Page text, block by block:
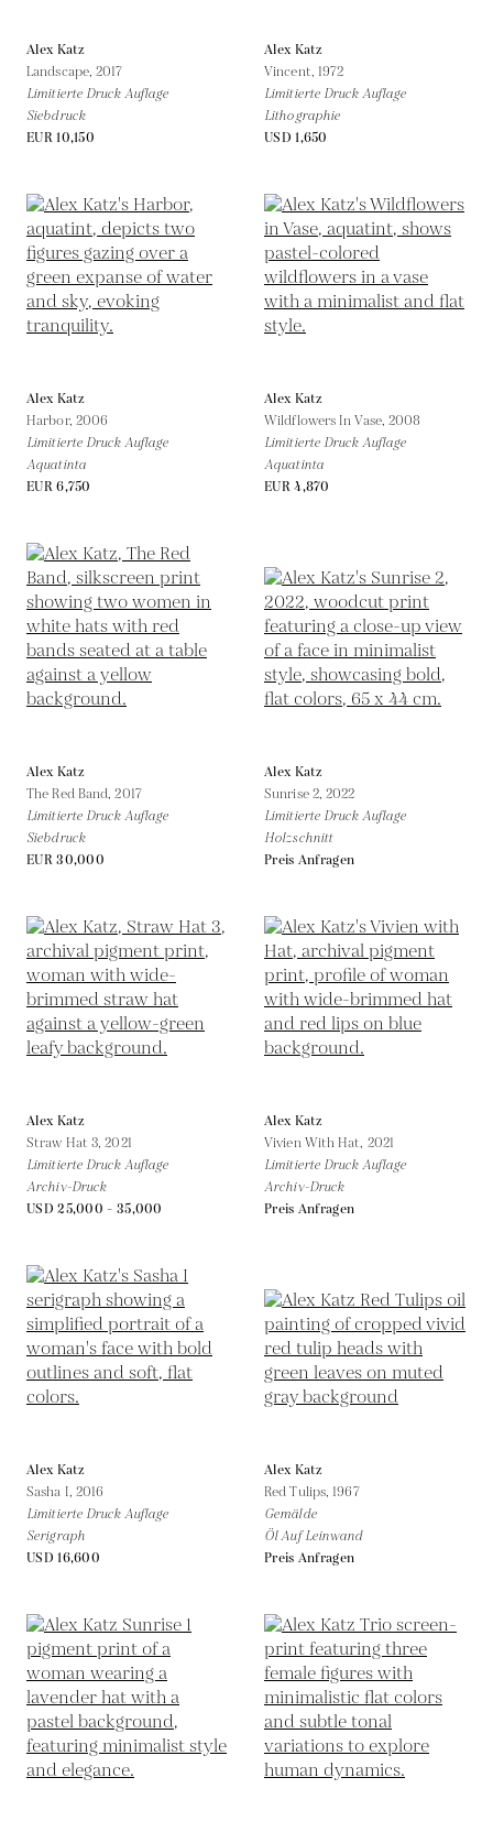
Alex Katz
Landscape,2017
Limitierte Druck Auflage
Siebdruck
EUR 10,150
Alex Katz
Vincent, 1972
Limitierte Druck Auflage
Lithographie
USD 1,650
Alex Katz
Harbor, 2006
Limitierte Druck Auflage
Aquatinta
EUR 6,750
Alex Katz
Wildflowers In Vase,2008
Limitierte Druck Auflage
Aquatinta
EUR 4,870
Alex Katz
The Red Band,2017
Limitierte Druck Auflage
Siebdruck
EUR 30,000
Alex Katz
Sunrise 2,2022
Limitierte Druck Auflage
Holzschnitt
Preis Anfragen
Alex Katz
Straw Hat 3,2021
Limitierte Druck Auflage
Archiv-Druck
USD 25,000 - 35,000
Alex Katz
Vivien With Hat, 2021
Limitierte Druck Auflage
Archiv-Druck
Preis Anfragen
Alex Katz
Sasha I, 2016
Limitierte Druck Auflage
Serigraph
USD 16,600
Alex Katz
Red Tulips,1967
Gemälde
Öl Auf Leinwand
Preis Anfragen